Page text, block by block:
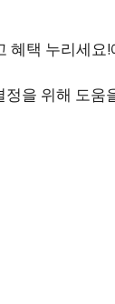
혜택 누리세요!
을 위해 도움